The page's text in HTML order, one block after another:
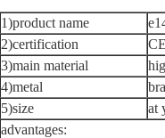
1)product name
2)certification
3)main material
4)metal
5)size
at
advantages: